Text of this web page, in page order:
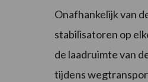
Onafhankelijk van
stabilisatoren op
de laadruimte van
tijdens